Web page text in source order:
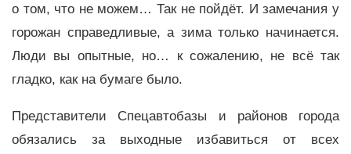
о том, что не можем… Так не пойдёт. И замечания у
горожан справедливые, а зима только начинается.
Люди вы опытные, но… к сожалению, не всё так
гладко, как на бумаге было.
Представители Спецавтобазы и районов города
обязались за выходные избавиться от всех